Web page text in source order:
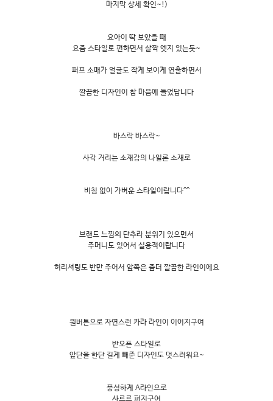
마지막 상세 확인~!)
요아이 딱 보았을 때
요즘 스타일로 편하면서 살짝 엣지 있는듯~
퍼프 소매가 얼굴도 작게 보이게 연출하면서
깔끔한 디자인이 참 마음에 들었답니다
바스락 바스락~
사각 거리는 소재감의 나일론 소재로
비침 없이 가벼운 스타일이랍니다^^
브랜드 느낌의 단추라 분위기 있으면서
주머니도 있어서 실용적이랍니다
허리셔링도 반만 주어서 앞쪽은 좀더 깔끔한 라인이에요
원버튼으로 자연스런 카라 라인이 이어지구여
반오픈 스타일로
앞단을 한단 길게 빼준 디자인도 멋스러워요~
풍성하게 A라인으로